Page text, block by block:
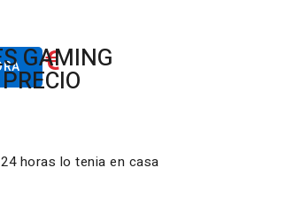
GAMING
horas lo tenia en casa